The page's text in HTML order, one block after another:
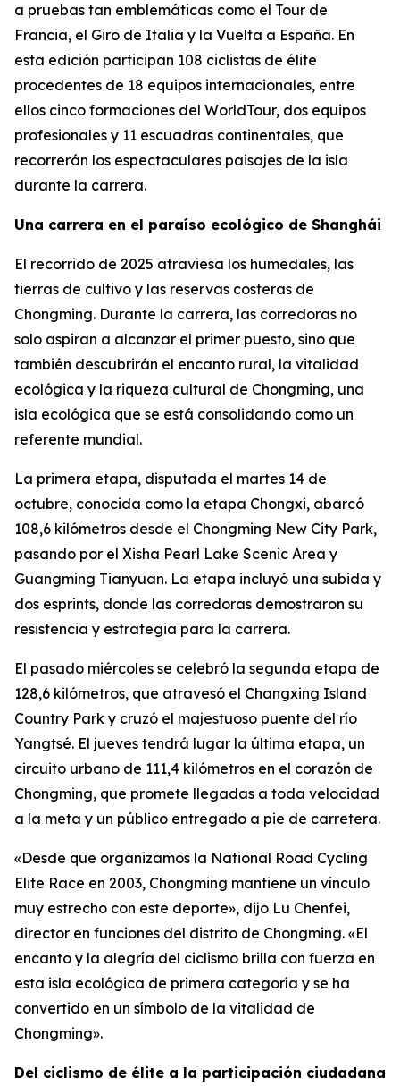
a pruebas tan emblemáticas como el Tour de
Francia, el Giro de Italia y la Vuelta a España. En
esta edición participan 108 ciclistas de élite
procedentes de 18 equipos internacionales, entre
ellos cinco formaciones del WorldTour, dos equipos
profesionales y 11 escuadras continentales, que
recorrerán los espectaculares paisajes de la isla
durante la carrera.
Una carrera en el paraíso ecológico de Shanghái
El recorrido de 2025 atraviesa los humedales, las
tierras de cultivo y las reservas costeras de
Chongming. Durante la carrera, las corredoras no
solo aspiran a alcanzar el primer puesto, sino que
también descubrirán el encanto rural, la vitalidad
ecológica y la riqueza cultural de Chongming, una
isla ecológica que se está consolidando como un
referente mundial.
La primera etapa, disputada el martes 14 de
octubre, conocida como la etapa Chongxi, abarcó
108,6 kilómetros desde el Chongming New City Park,
pasando por el Xisha Pearl Lake Scenic Area y
Guangming Tianyuan. La etapa incluyó una subida y
dos esprints, donde las corredoras demostraron su
resistencia y estrategia para la carrera.
El pasado miércoles se celebró la segunda etapa de
128,6 kilómetros, que atravesó el Changxing Island
Country Park y cruzó el majestuoso puente del río
Yangtsé. El jueves tendrá lugar la última etapa, un
circuito urbano de 111,4 kilómetros en el corazón de
Chongming, que promete llegadas a toda velocidad
a la meta y un público entregado a pie de carretera.
«Desde que organizamos la National Road Cycling
Elite Race en 2003, Chongming mantiene un vínculo
muy estrecho con este deporte», dijo Lu Chenfei,
director en funciones del distrito de Chongming. «El
encanto y la alegría del ciclismo brilla con fuerza en
esta isla ecológica de primera categoría y se ha
convertido en un símbolo de la vitalidad de
Chongming».
Del ciclismo de élite a la participación ciudadana